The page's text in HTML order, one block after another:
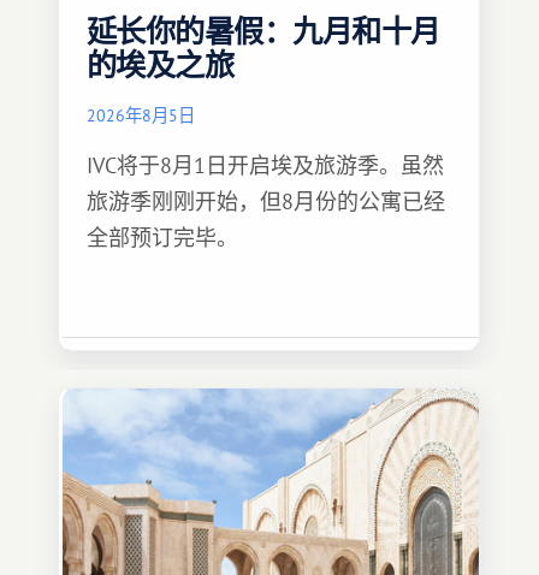
延长你的暑假：九月和十月
的埃及之旅
2026年8月5日
IVC将于8月1日开启埃及旅游季。虽然
旅游季刚刚开始，但8月份的公寓已经
全部预订完毕。